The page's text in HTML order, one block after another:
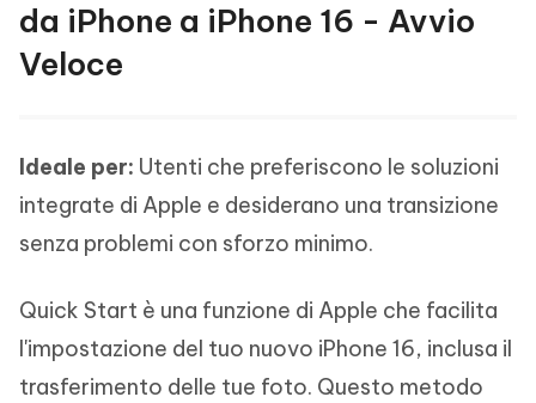
da iPhone a iPhone 16 - Avvio
Veloce
Ideale per: Utenti che preferiscono le soluzioni
integrate di Apple e desiderano una transizione
senza problemi con sforzo minimo.
Quick Start è una funzione di Apple che facilita
l'impostazione del tuo nuovo iPhone 16, inclusa il
trasferimento delle tue foto. Questo metodo